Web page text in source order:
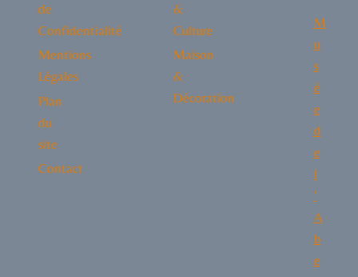
de
Confidentialité
Mentions
Légales
Plan
du
site
Contact
&
Culture
Maison
&
Décoration
M
u
s
é
e
d
e
l
’
A
b
e